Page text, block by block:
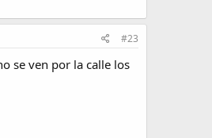
#23
se ven por la calle los